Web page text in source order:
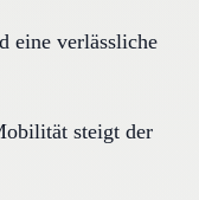
eine verlässliche
steigt der